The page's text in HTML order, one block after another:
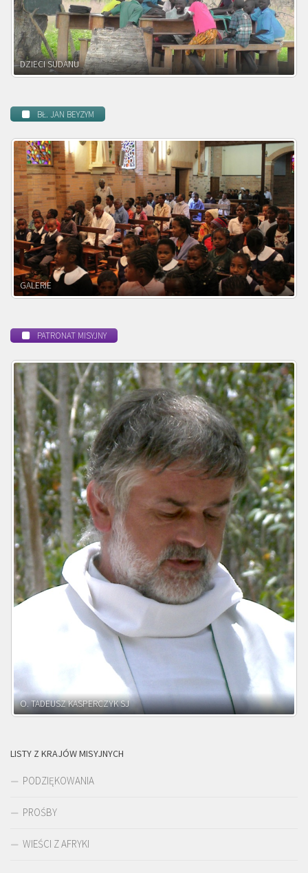
DZIECI ZAMBII
BŁ. JAN BEYZYM
POWOŁANIE MISYJNE
PATRONAT MISYJNY
O. ADNRZEJ LEŚNIARA SJ
LISTY Z KRAJÓW MISYJNYCH
PODZIĘKOWANIA
PROŚBY
WIEŚCI Z AFRYKI